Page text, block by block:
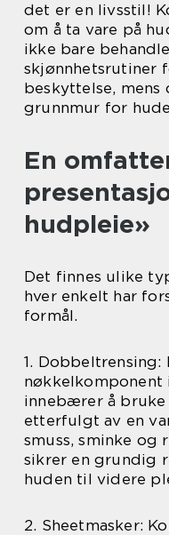
det er en livsstil!
om å ta vare på
ikke bare
skjønnhetsrutiner
beskyttelse,
grunnmur for
En
hudpleie»
Det finnes ulike
hver enkelt har
formål.
1. Dobbeltrensing:
nøkkelkomponent
innebærer å bruke
etterfulgt av en
smuss, sminke og
sikrer en grundig
huden til videre
2. Sheetmasker: